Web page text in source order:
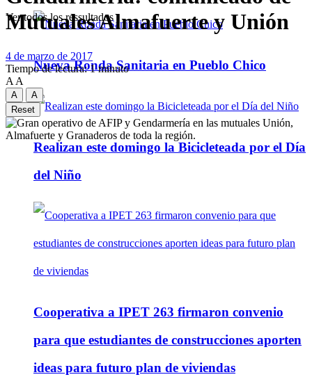
Nueva Ronda Sanitaria en Pueblo Chico
Realizan este domingo la Bicicleteada por el Día
del Niño
Cooperativa a IPET 263 firmaron convenio
para que estudiantes de construcciones aporten
ideas para futuro plan de viviendas
Ver todos los ressultados
Mutuales Almafuerte y Unión
4 de marzo de 2017
Tiempo de lectura: 1 minuto
A A
A
A
Reset